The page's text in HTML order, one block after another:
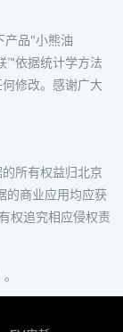
产品"小熊油
™依据统计学方法
修改。感谢广大
所有权益归北京
的商业应用均应获
权追究相应侵权责